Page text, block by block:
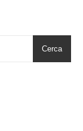
Cerca